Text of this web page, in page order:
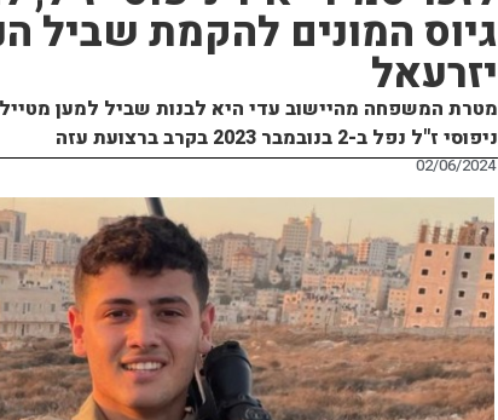
גיוס המונים להקמת שביל
יזרעאל
מטרת המשפחה מהיישוב עדי היא לבנות שביל למען
ניפוסי ז"ל נפל ב-2 בנובמבר 2023 בקרב ברצועת עזה
02/06/2024